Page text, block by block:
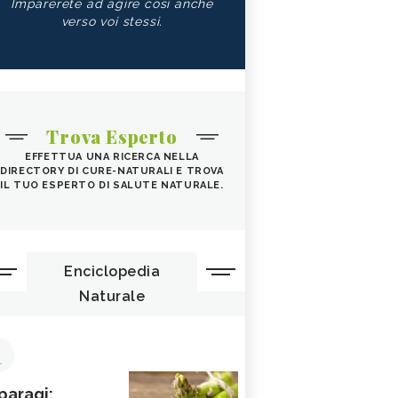
Imparerete ad agire così anche
verso voi stessi.
Trova Esperto
EFFETTUA UNA RICERCA NELLA
DIRECTORY DI CURE-NATURALI E TROVA
IL TUO ESPERTO DI SALUTE NATURALE.
Enciclopedia
Naturale